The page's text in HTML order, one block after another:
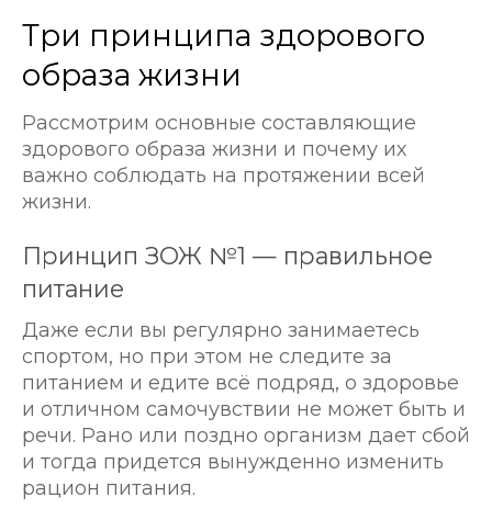
Три принципа здорового
образа жизни
Рассмотрим основные составляющие
здорового образа жизни и почему их
важно соблюдать на протяжении всей
жизни.
Принцип ЗОЖ №1 — правильное
питание
Даже если вы регулярно занимаетесь
спортом, но при этом не следите за
питанием и едите всё подряд, о здоровье
и отличном самочувствии не может быть и
речи. Рано или поздно организм дает сбой
и тогда придется вынужденно изменить
рацион питания.